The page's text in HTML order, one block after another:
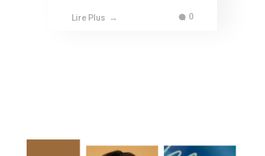
VISIBILITÉ DU RENA
Lire Plus 0